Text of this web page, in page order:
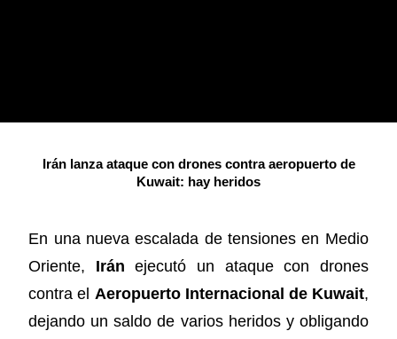
Irán lanza ataque con drones contra aeropuerto de
Kuwait: hay heridos
En una nueva escalada de tensiones en Medio
Oriente, Irán ejecutó un ataque con drones
contra el Aeropuerto Internacional de Kuwait,
dejando un saldo de varios heridos y obligando